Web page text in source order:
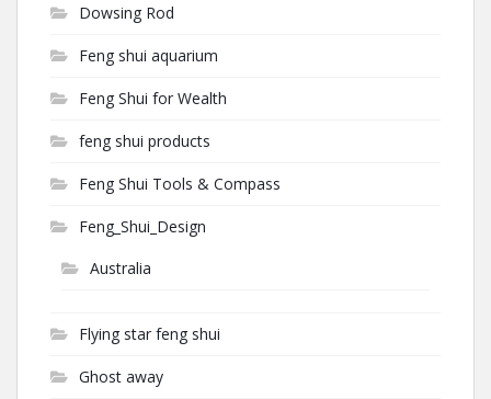
Dowsing Rod
Feng shui aquarium
Feng Shui for Wealth
feng shui products
Feng Shui Tools & Compass
Feng_Shui_Design
Australia
Flying star feng shui
Ghost away